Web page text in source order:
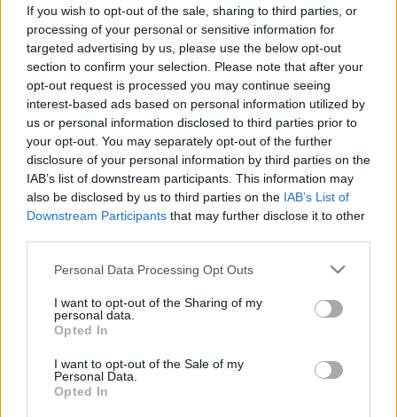
If you wish to opt-out of the sale, sharing to third parties, or
processing of your personal or sensitive information for
targeted advertising by us, please use the below opt-out
section to confirm your selection. Please note that after your
opt-out request is processed you may continue seeing
interest-based ads based on personal information utilized by
us or personal information disclosed to third parties prior to
your opt-out. You may separately opt-out of the further
disclosure of your personal information by third parties on the
IAB’s list of downstream participants. This information may
also be disclosed by us to third parties on the IAB’s List of
Downstream Participants that may further disclose it to other
Please note that this website/app uses one or more Google
not limited to your visit or usage behaviour. You may click to
grant or deny consent to Google and its third-party tags to
use your data for below specified purposes in below Google
consent section.
Personal Data Processing Opt Outs
I want to opt-out of the Sharing of my
personal data.
Opted In
I want to opt-out of the Sale of my
Personal Data.
Opted In
amikor gyertyát gyújt